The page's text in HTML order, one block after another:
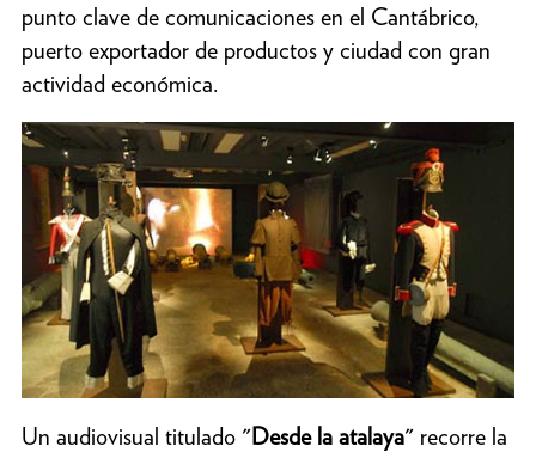
punto clave de comunicaciones en el Cantábrico,
puerto exportador de productos y ciudad con gran
actividad económica.
Un audiovisual titulado "Desde la atalaya" recorre la